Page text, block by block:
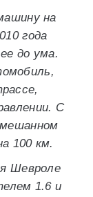
на
года
до ума.
С
100 км.
Шевроле
1.6 и